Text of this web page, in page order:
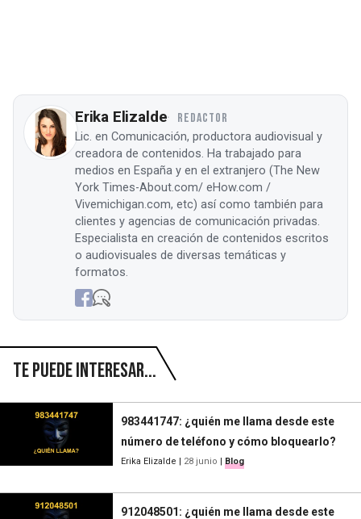
Erika Elizalde REDACTOR
Lic. en Comunicación, productora audiovisual y
creadora de contenidos. Ha trabajado para
medios en España y en el extranjero (The New
York Times-About.com/ eHow.com /
Vivemichigan.com, etc) así como también para
clientes y agencias de comunicación privadas.
Especialista en creación de contenidos escritos
o audiovisuales de diversas temáticas y
formatos.
Te puede interesar...
983441747: ¿quién me llama desde este
número de teléfono y cómo bloquearlo?
Erika Elizalde | 28 junio | Blog
912048501: ¿quién me llama desde este